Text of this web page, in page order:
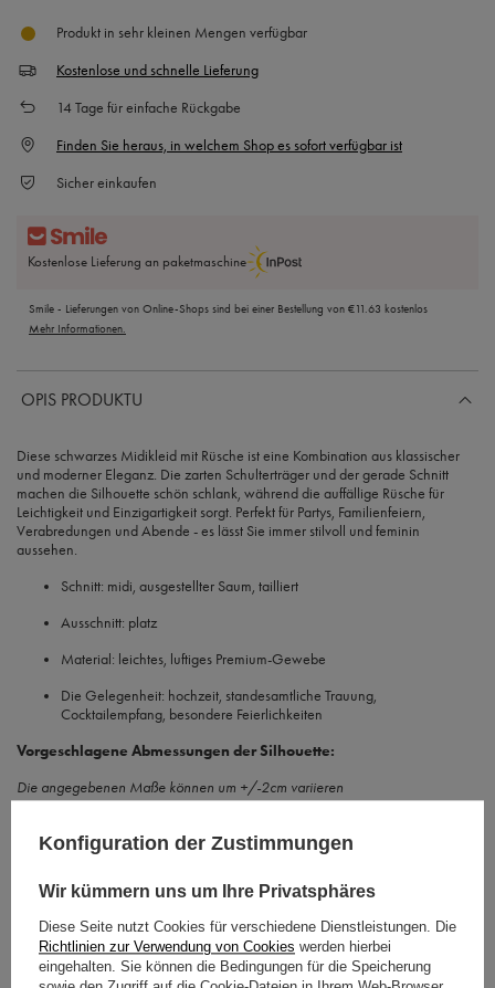
Produkt in sehr kleinen Mengen verfügbar
Kostenlose und schnelle Lieferung
14Tage für einfache Rückgabe
Finden Sie heraus, in welchem Shop es sofort verfügbar ist
Sicher einkaufen
Kostenlose Lieferung an paketmaschine
Smile - Lieferungen von Online-Shops sind bei einer Bestellung von €11.63 kostenlos
Mehr Informationen.
OPIS PRODUKTU
Diese schwarzes Midikleid mit Rüsche ist eine Kombination aus klassischer
und moderner Eleganz. Die zarten Schulterträger und der gerade Schnitt
machen die Silhouette schön schlank, während die auffällige Rüsche für
Leichtigkeit und Einzigartigkeit sorgt. Perfekt für Partys, Familienfeiern,
Verabredungen und Abende - es lässt Sie immer stilvoll und feminin
aussehen.
Schnitt: midi, ausgestellter Saum, tailliert
Ausschnitt: platz
Material: leichtes, luftiges Premium-Gewebe
Die Gelegenheit: hochzeit, standesamtliche Trauung,
Cocktailempfang, besondere Feierlichkeiten
Vorgeschlagene Abmessungen der Silhouette:
Die angegebenen Maße können um +/-2cm variieren
Oberweite 77-80, Taille 61-64, Hüfte 87-90
Größe S
Oberweite 82-85, Taille 66-69, Hüfte 92-95
Größe M
Konfiguration der Zustimmungen
Wir kümmern uns um Ihre Privatsphäres
Diese Seite nutzt Cookies für verschiedene Dienstleistungen. Die
Richtlinien zur Verwendung von Cookies werden hierbei
eingehalten. Sie können die Bedingungen für die Speicherung